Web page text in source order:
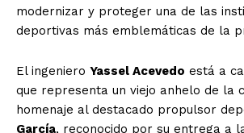
modernizar y proteger una de las
deportivas más emblemáticas de la
El ingeniero Yassel Acevedo está a
que representa un viejo anhelo de la
homenaje al destacado propulsor
García, reconocido por su entrega a